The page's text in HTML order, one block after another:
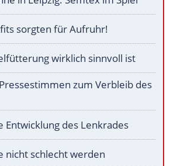
sorgten für Aufruhr!
wirklich sinnvoll ist
zum Verbleib des
Entwicklung des Lenkrades
nicht schlecht werden